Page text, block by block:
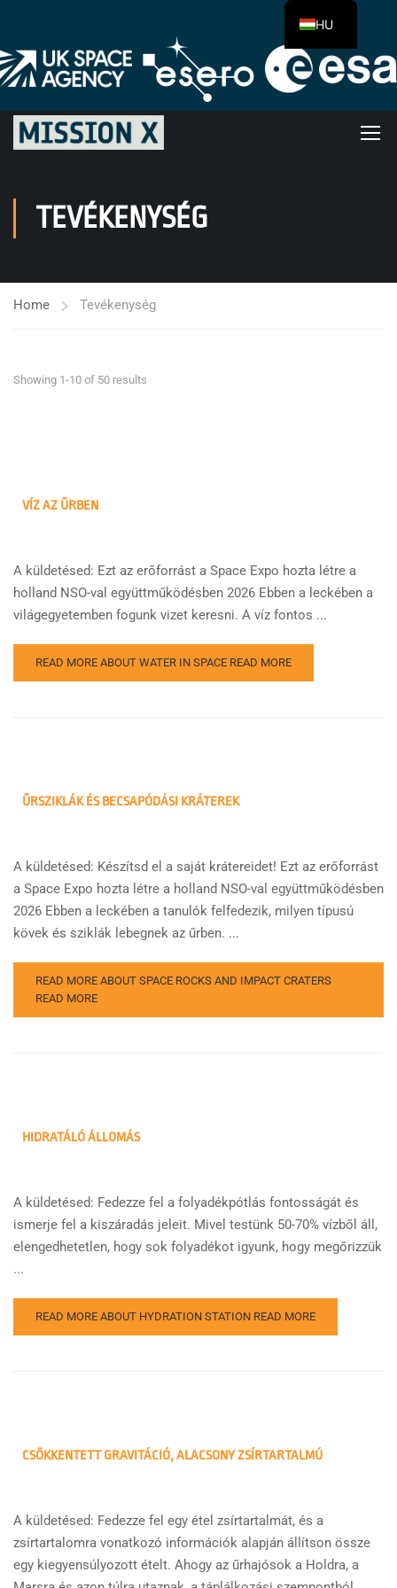
TEVÉKENYSÉG
Home Tevékenység
Showing 1-10 of 50 results
VÍZ AZ ŰRBEN
A küldetésed: Ezt az erőforrást a Space Expo hozta létre a
holland NSO-val együttműködésben 2026 Ebben a leckében a
világegyetemben fogunk vizet keresni. A víz fontos ...
READ MORE ABOUT WATER IN SPACE READ MORE
ŰRSZIKLÁK ÉS BECSAPÓDÁSI KRÁTEREK
A küldetésed: Készítsd el a saját krátereidet! Ezt az erőforrást
a Space Expo hozta létre a holland NSO-val együttműködésben
2026 Ebben a leckében a tanulók felfedezik, milyen típusú
kövek és sziklák lebegnek az űrben. ...
READ MORE ABOUT SPACE ROCKS AND IMPACT CRATERS
READ MORE
HIDRATÁLÓ ÁLLOMÁS
A küldetésed: Fedezze fel a folyadékpótlás fontosságát és
ismerje fel a kiszáradás jeleit. Mivel testünk 50-70% vízből áll,
elengedhetetlen, hogy sok folyadékot igyunk, hogy megőrizzük
...
READ MORE ABOUT HYDRATION STATION READ MORE
CSÖKKENTETT GRAVITÁCIÓ, ALACSONY ZSÍRTARTALMÚ
A küldetésed: Fedezze fel egy étel zsírtartalmát, és a
zsírtartalomra vonatkozó információk alapján állítson össze
egy kiegyensúlyozott ételt. Ahogy az űrhajósok a Holdra, a
HU